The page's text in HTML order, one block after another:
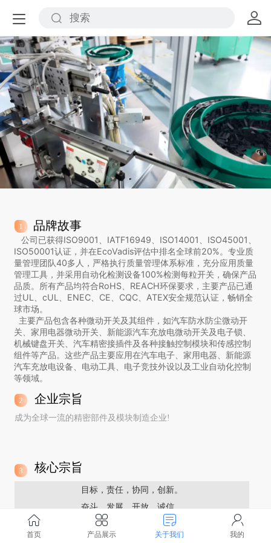
品牌故事
公司已获得ISO9001、IATF16949、ISO14001、ISO45001、
ISO50001认证，并在EcoVadis评估中排名全球前20%。专业质
量管理团队40多人，严格执行质量管理体系标准，充分应用质量
管理工具，并采用自动化检测设备100%检测每粒开关，确保产品
品质。所有产品均符合RoHS、REACH环保要求，主要产品已通
过UL、cUL、ENEC、CE、CQC、ATEX安全规范认证，畅销全
球市场。
主要产品包含各种微动开关及其组件，如汽车防水防尘微动开
关、家用电器微动开关、新能源汽车充放电微动开关及电子锁、
机械键盘开关、汽车精密接插件及各种接触控制模块和传感控制
组件等产品。这些产品主要应用在汽车电子、家用电器、新能源
汽车充放电设备、电动工具、电子竞技外设以及工业自动化控制
等领域。
成为全球一流的精密部件及模块制造企业!
企业宗旨
核心宗旨
目标，责任，协同，创新。
奋斗，发展，开放，诚信。
首页 产品展示 关于我们 我的